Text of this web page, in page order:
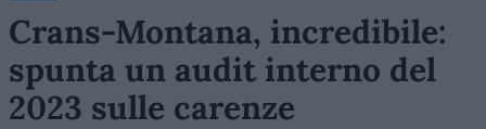
Crans-Montana, incredibile:
spunta un audit interno del
2023 sulle carenze